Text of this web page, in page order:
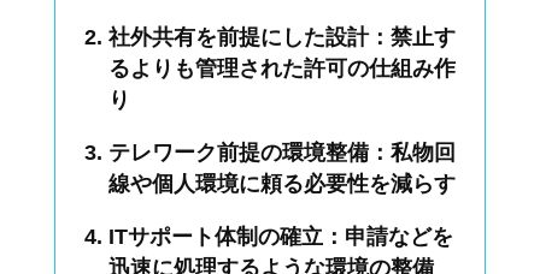
社外共有を前提にした設計：禁止す
るよりも管理された許可の仕組み作
り
テレワーク前提の環境整備：私物回
線や個人環境に頼る必要性を減らす
ITサポート体制の確立：申請などを
迅速に処理するような環境の整備